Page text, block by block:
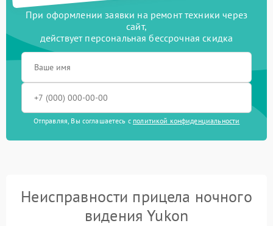
При оформлении заявки на ремонт техники через
сайт,
действует персональная бессрочная скидка
Отправляя, Вы соглашаетесь с политикой конфиденциальности
Неисправности прицела ночного
видения Yukon